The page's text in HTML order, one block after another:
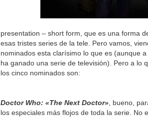
presentation – short form, que es una forma
esas tristes series de la tele. Pero vamos,
nominados esta clarísimo lo que es (aunque
ha ganado una serie de televisión). Pero a lo
los cinco nominados son:
Doctor Who: «The Next Doctor» , bueno,
los especiales más flojos de toda la serie. No